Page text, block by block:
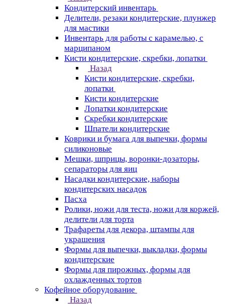
Кондитерский инвентарь
Делители, резаки кондитерские, плунжер
для мастики
Инвентарь для работы с карамелью, с
марципаном
Кисти кондитерские, скребки, лопатки
Назад
Кисти кондитерские, скребки,
лопатки
Кисти кондитерские
Лопатки кондитерские
Скребки кондитерские
Шпатели кондитерские
Коврики и бумага для выпечки, формы
силиконовые
Мешки, шприцы, воронки-дозаторы,
сепараторы для яиц
Насадки кондитерские, наборы
кондитерских насадок
Пасха
Ролики, ножи для теста, ножи для коржей,
делители для торта
Трафареты для декора, штампы для
украшения
Формы для выпечки, выкладки, формы
кондитерские
Формы для пирожных, формы для
охлажденных тортов
Кофейное оборудование
Назад